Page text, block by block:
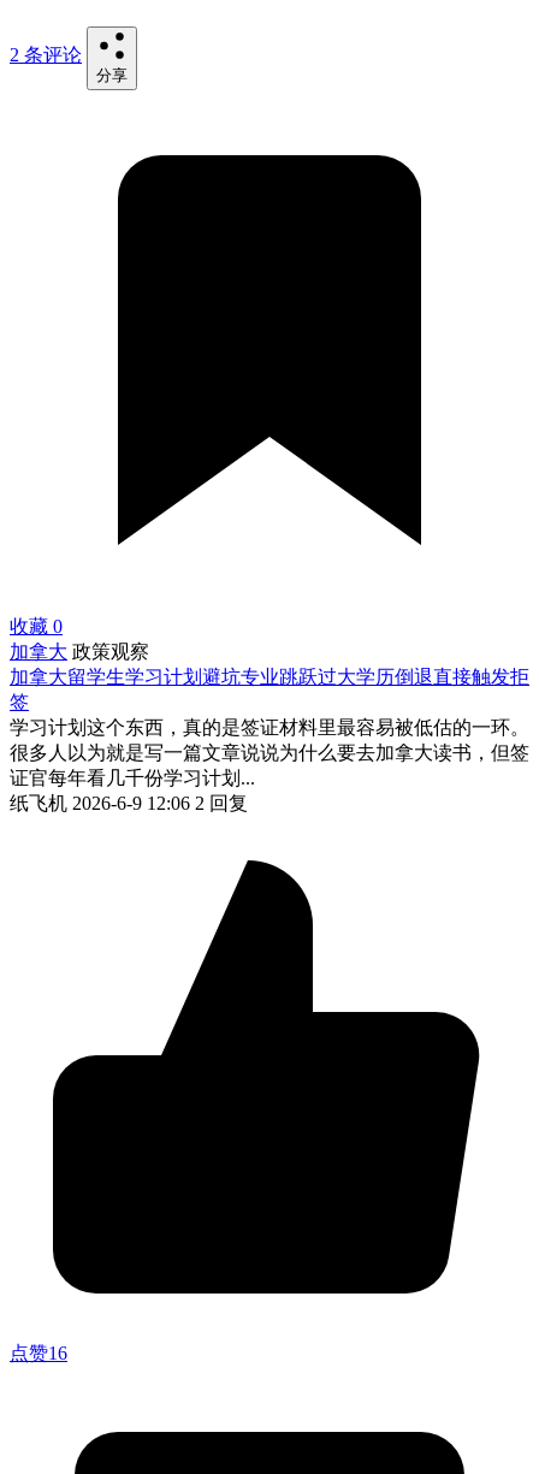
2 条评论
分享
收藏 0
加拿大 政策观察
加拿大留学生学习计划避坑专业跳跃过大学历倒退直接触发拒
签
学习计划这个东西，真的是签证材料里最容易被低估的一环。
很多人以为就是写一篇文章说说为什么要去加拿大读书，但签
证官每年看几千份学习计划...
纸飞机 2026-6-9 12:06 2 回复
点赞16